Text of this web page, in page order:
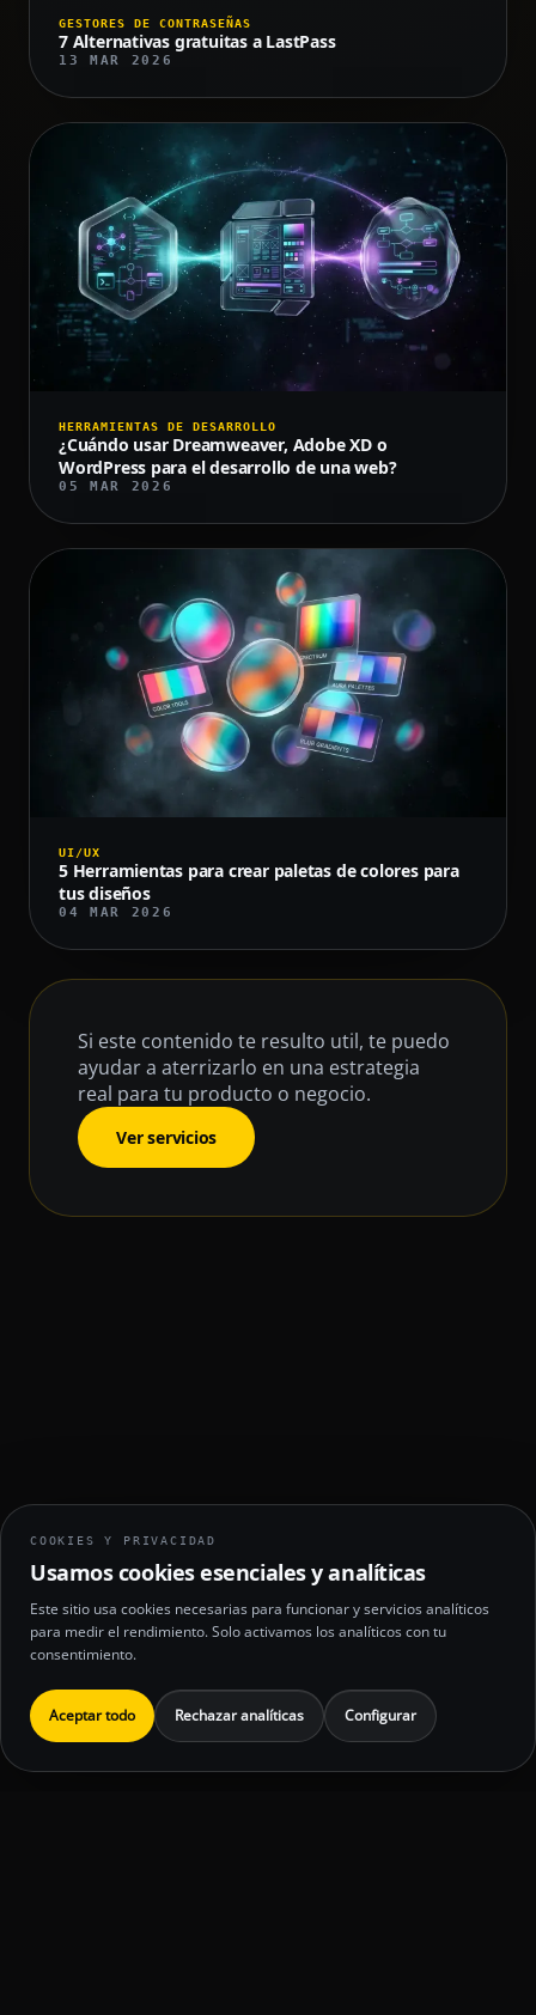
GESTORES DE CONTRASEÑAS
7 Alternativas gratuitas a LastPass
13 MAR 2026
HERRAMIENTAS DE DESARROLLO
¿Cuándo usar Dreamweaver, Adobe XD o
WordPress para el desarrollo de una web?
05 MAR 2026
UI/UX
5 Herramientas para crear paletas de colores para
tus diseños
04 MAR 2026
Si este contenido te resulto util, te puedo
ayudar a aterrizarlo en una estrategia
real para tu producto o negocio.
Ver servicios
COOKIES Y PRIVACIDAD
Usamos cookies esenciales y analíticas
Este sitio usa cookies necesarias para funcionar y servicios analíticos
para medir el rendimiento. Solo activamos los analíticos con tu
consentimiento.
Aceptar todo Rechazar analíticas Configurar